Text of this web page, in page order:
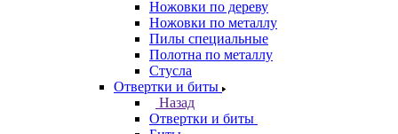
Ножовки по дереву
Ножовки по металлу
Пилы специальные
Полотна по металлу
Стусла
Отвертки и биты
Назад
Отвертки и биты